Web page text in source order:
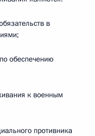
в
обеспечению
к военным
противника